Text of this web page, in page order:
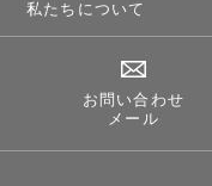
私たちについて
お問い合わせ
メール